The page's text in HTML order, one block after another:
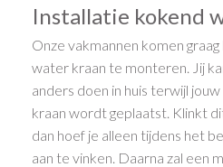
Installatie kokend
Onze vakmannen komen
water kraan te monteren. Jij
anders doen in huis terwijl
kraan wordt geplaatst. Klinkt
dan hoef je alleen tijdens het
aan te vinken. Daarna zal een